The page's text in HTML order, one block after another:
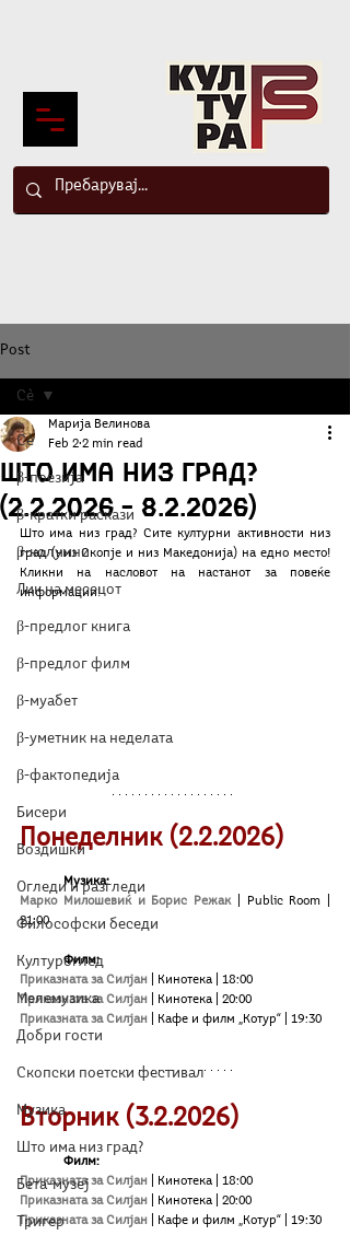
Post
Сè
β-поезија
β-кратки раскази
β-колумни
Лик на месецот
β-предлог книга
β-предлог филм
β-муабет
β-уметник на неделата
β-фактопедија
Бисери
Воздишки
Огледи и разгледи
Философски беседи
Културоглед
Мелемузика
Добри гости
Скопски поетски фестивал
Музика
Што има низ град?
Бета-музеј
Тригер
Сè
Што има низ град?
(2.2.2026 – 8.2.2026)
Марија Велинова
Feb 2 2 min read
Што има низ град? Сите културни активности низ
град (низ Скопје и низ Македонија) на едно место!
Кликни на насловот на настанот за повеќе
информации!
Понеделник (2.2.2026)
Музика:
Марко Милошевиќ и Борис Режак
| Public Room |
21:00
	Филм:
Приказната за Силјан
| Кинотека | 18:00
Приказната за Силјан
| Кинотека | 20:00
Приказната за Силјан
| Кафе и филм „Котур“ | 19:30
Вторник (3.2.2026)
	Филм:
Приказната за Силјан
| Кинотека | 18:00
Приказната за Силјан
| Кинотека | 20:00
Приказната за Силјан
| Кафе и филм „Котур“ | 19:30